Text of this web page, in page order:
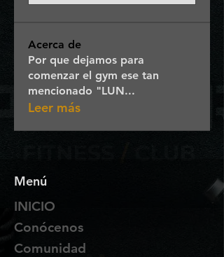
Acerca de
Por que dejamos para
comenzar el gym ese tan
mencionado "LUN...
Leer más
Menú
INICIO
Conócenos
Comunidad